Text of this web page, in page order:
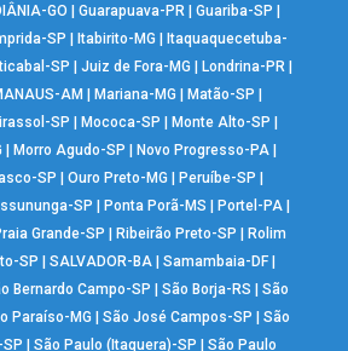
GO |Guarapuava-PR |Guariba-SP |
SP |Itabirito-MG |Itaquaquecetuba-
SP |Juiz de Fora-MG |Londrina-PR |
AM |Mariana-MG |Matão-SP |
SP |Mococa-SP |Monte Alto-SP |
|Morro Agudo-SP |Novo Progresso-PA |
SP |Ouro Preto-MG |Peruíbe-SP |
SP | Ponta Porã-MS | Portel-PA|
Grande-SP | Ribeirão Preto-SP | Rolim
SP |SALVADOR-BA |Samambaia-DF |
Bernardo Campo-SP | São Borja-RS | São
Paraíso-MG | São José Campos-SP | São
| São Paulo (Itaquera)-SP | São Paulo